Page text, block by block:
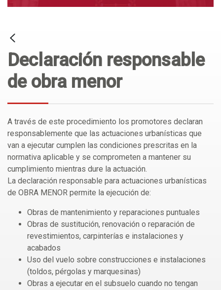
Declaración responsable
de obra menor
A través de este procedimiento los promotores declaran
responsablemente que las actuaciones urbanísticas que
van a ejecutar cumplen las condiciones prescritas en la
normativa aplicable y se comprometen a mantener su
cumplimiento mientras dure la actuación.
La declaración responsable para actuaciones urbanísticas
de OBRA MENOR permite la ejecución de:
Obras de mantenimiento y reparaciones puntuales
Obras de sustitución, renovación o reparación de
revestimientos, carpinterías e instalaciones y
acabados
Uso del vuelo sobre construcciones e instalaciones
(toldos, pérgolas y marquesinas)
Obras a ejecutar en el subsuelo cuando no tengan